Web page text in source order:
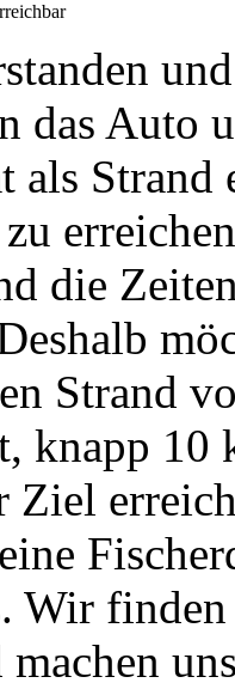
das Auto
als
die
Strand
knapp 10
Ziel
Wir
machen